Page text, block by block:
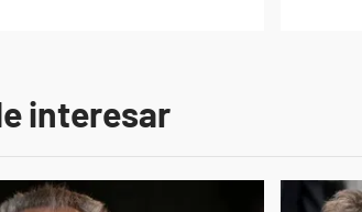
interesar